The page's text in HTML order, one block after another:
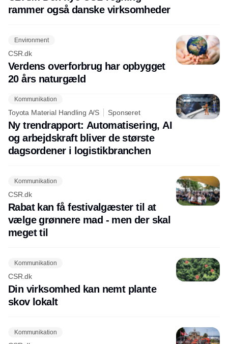
rammer også danske virksomheder
Environment
CSR.dk
Verdens overforbrug har opbygget
20 års naturgæld
Kommunikation
Toyota Material Handling A/S Sponseret
Ny trendrapport: Automatisering, AI
og arbejdskraft bliver de største
dagsordener i logistikbranchen
Kommunikation
CSR.dk
Rabat kan få festivalgæster til at
vælge grønnere mad - men der skal
meget til
Kommunikation
CSR.dk
Din virksomhed kan nemt plante
skov lokalt
Kommunikation